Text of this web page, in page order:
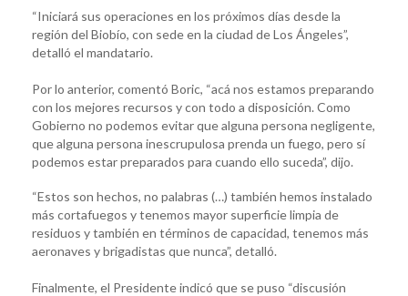
“Iniciará sus operaciones en los próximos días desde la
región del Biobío, con sede en la ciudad de Los Ángeles”,
detalló el mandatario.
Por lo anterior, comentó Boric, “acá nos estamos preparando
con los mejores recursos y con todo a disposición. Como
Gobierno no podemos evitar que alguna persona negligente,
que alguna persona inescrupulosa prenda un fuego, pero sí
podemos estar preparados para cuando ello suceda”, dijo.
“Estos son hechos, no palabras (…) también hemos instalado
más cortafuegos y tenemos mayor superficie limpia de
residuos y también en términos de capacidad, tenemos más
aeronaves y brigadistas que nunca”, detalló.
Finalmente, el Presidente indicó que se puso “discusión